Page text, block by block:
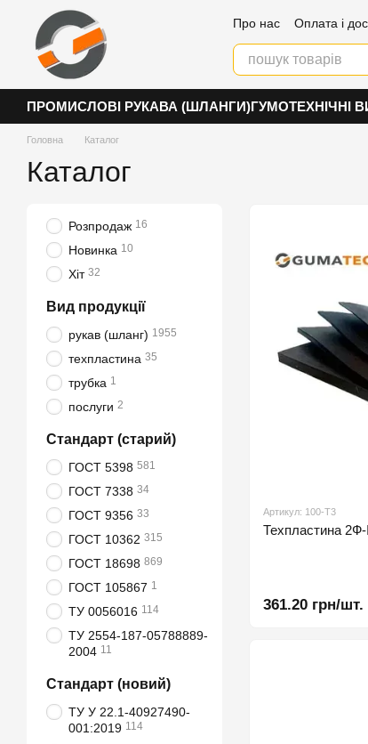
Перейти к основному контенту
Про нас Оплата і
Контакти
ПРОМИСЛОВІ РУКАВА (ШЛАНГИ)ГУМОТЕХНІЧНІ
Головна Каталог
Каталог
Артикул: 100-Т3
Техпластина
361.20 грн/шт.
Розпродаж 16
Новинка 10
Хіт 32
Вид продукції
рукав (шланг) 1955
техпластина 35
трубка 1
послуги 2
Стандарт (старий)
ГОСТ 5398 581
ГОСТ 7338 34
ГОСТ 9356 33
ГОСТ 10362 315
ГОСТ 18698 869
ГОСТ 105867 1
ТУ 0056016 114
ТУ 2554-187-05788889-
2004 11
Стандарт (новий)
ТУ У 22.1-40927490-
001:2019 114